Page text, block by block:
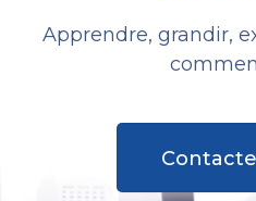
Apprendre, grandir,